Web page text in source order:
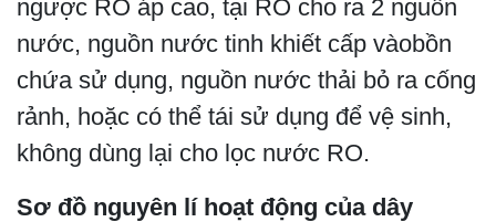
ngược RO áp cao, tại RO cho ra 2 nguồn
nước, nguồn nước tinh khiết cấp vàobồn
chứa sử dụng, nguồn nước thải bỏ ra cống
rảnh, hoặc có thể tái sử dụng để vệ sinh,
không dùng lại cho lọc nước RO.
Sơ đồ nguyên lí hoạt động của dây